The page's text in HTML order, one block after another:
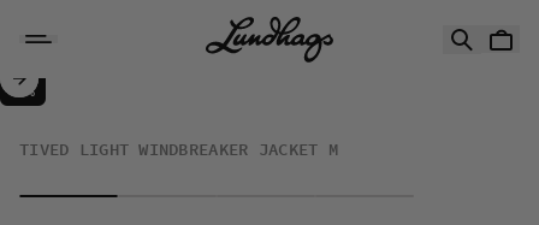
Tived Light Windbreaker Jacket M
SALG :
70%
TIVED LIGHT WINDBREAKER JACKET M